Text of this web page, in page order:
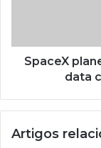
SpaceX
data
Artigos